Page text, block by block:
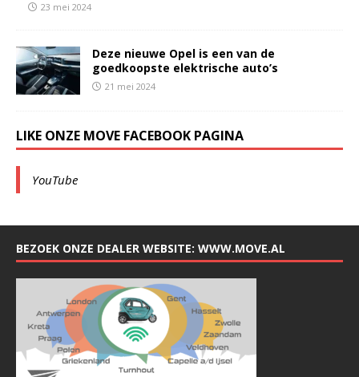
23 mei 2024
Deze nieuwe Opel is een van de
goedkoopste elektrische auto’s
21 mei 2024
LIKE ONZE MOVE FACEBOOK PAGINA
YouTube
BEZOEK ONZE DEALER WEBSITE: WWW.MOVE.AL